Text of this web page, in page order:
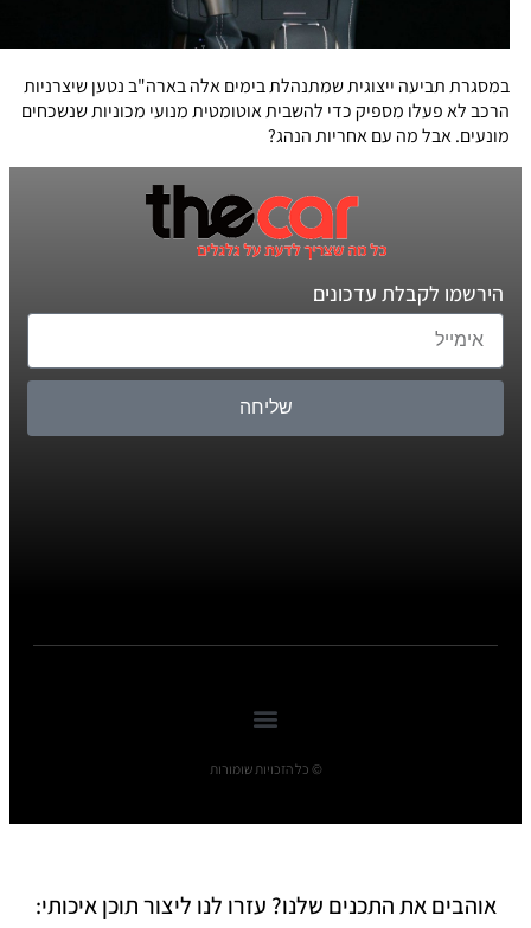
במסגרת תביעה ייצוגית שמתנהלת בימים אלה בארה"ב נטען שיצרניות
הרכב לא פעלו מספיק כדי להשבית אוטומטית מנועי מכוניות שנשכחים
מונעים. אבל מה עם אחריות הנהג?
הירשמו לקבלת עדכונים
שליחה
© כל הזכויות שומורות
אוהבים את התכנים שלנו? עזרו לנו ליצור תוכן איכותי: